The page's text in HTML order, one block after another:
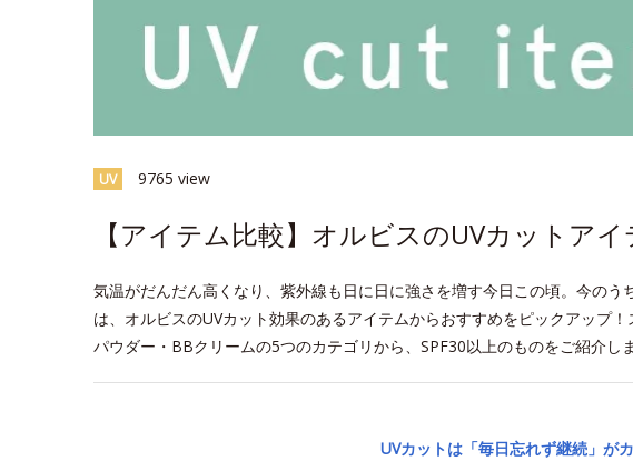
UV 9765 view
【アイテム比較】オルビスのUVカットア
気温がだんだん高くなり、紫外線も日に日に強さを増す今日この頃。今の
は、オルビスのUVカット効果のあるアイテムからおすすめをピックアップ
パウダー・BBクリームの5つのカテゴリから、SPF30以上のものをご紹介しま
UVカットは「毎日忘れず継続」が